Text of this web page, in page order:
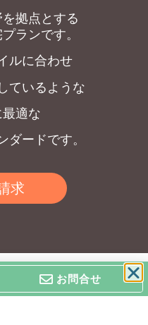
拠点とする
ランです。
ルに合わせ
ているような
適な
ダードです。
求
お問合せ